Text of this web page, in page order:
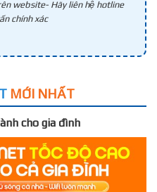
website- Hãy liên hệ hotline
chính xác
MỚI NHẤT
cho gia đình